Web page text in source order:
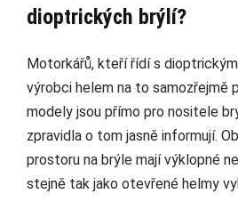
dioptrických brýlí?
Motorkářů, kteří řídí s
výrobci helem na to samozřejmě
modely jsou přímo pro nositele
zpravidla o tom jasně informují.
prostoru na brýle mají výklopné
stejně tak jako otevřené helmy